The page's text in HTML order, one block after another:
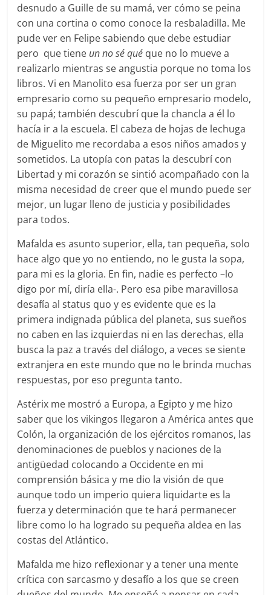
desnudo a Guille de su mamá, ver cómo se peina
con una cortina o como conoce la resbaladilla. Me
pude ver en Felipe sabiendo que debe estudiar
pero que tiene un no sé qué que no lo mueve a
realizarlo mientras se angustia porque no toma los
libros. Vi en Manolito esa fuerza por ser un gran
empresario como su pequeño empresario modelo,
su papá; también descubrí que la chancla a él lo
hacía ir a la escuela. El cabeza de hojas de lechuga
de Miguelito me recordaba a esos niños amados y
sometidos. La utopía con patas la descubrí con
Libertad y mi corazón se sintió acompañado con la
misma necesidad de creer que el mundo puede ser
mejor, un lugar lleno de justicia y posibilidades
para todos.
Mafalda es asunto superior, ella, tan pequeña, solo
hace algo que yo no entiendo, no le gusta la sopa,
para mi es la gloria. En fin, nadie es perfecto –lo
digo por mí, diría ella-. Pero esa pibe maravillosa
desafía al status quo y es evidente que es la
primera indignada pública del planeta, sus sueños
no caben en las izquierdas ni en las derechas, ella
busca la paz a través del diálogo, a veces se siente
extranjera en este mundo que no le brinda muchas
respuestas, por eso pregunta tanto.
Astérix me mostró a Europa, a Egipto y me hizo
saber que los vikingos llegaron a América antes que
Colón, la organización de los ejércitos romanos, las
denominaciones de pueblos y naciones de la
antigüedad colocando a Occidente en mi
comprensión básica y me dio la visión de que
aunque todo un imperio quiera liquidarte es la
fuerza y determinación que te hará permanecer
libre como lo ha logrado su pequeña aldea en las
costas del Atlántico.
Mafalda me hizo reflexionar y a tener una mente
crítica con sarcasmo y desafío a los que se creen